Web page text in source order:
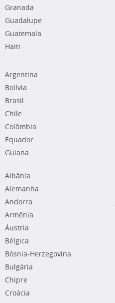
Granada
Guadalupe
Guatemala
Haiti
Argentina
Bolívia
Brasil
Chile
Colômbia
Equador
Guiana
Albânia
Alemanha
Andorra
Armênia
Áustria
Bélgica
Bósnia-Herzegovina
Bulgária
Chipre
Croácia